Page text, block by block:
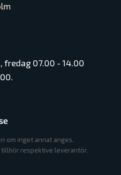
fredag 07.00 - 14.00
om inget annat anges.
respektive leverantör.